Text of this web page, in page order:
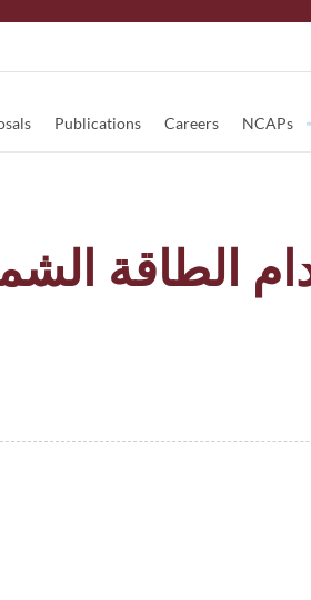
Publications Careers NCAPs
الطاقة